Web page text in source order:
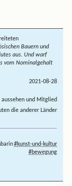
Bauern und
aus. Und warf
vom Nominalgehalt
2021-08-28
aussehen und Mitglied
die anderer Länder
#kunst-und-kultur
#bewegung